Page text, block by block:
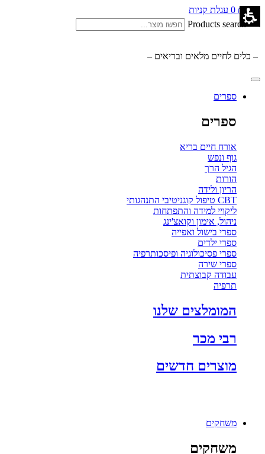
₪ 0.00
0 עגלת קניות
Products search
– כלים לחיים מלאים ובריאים –
ספרים
ספרים
אורח חיים בריא
גוף ונפש
הגיל הרך
הורות
הריון ולידה
CBT טיפול קוגניטיבי התנהגותי
ליקויי למידה והתפתחות
ניהול, אימון וקואצ'ינג
ספרי בישול ואפייה
ספרי ילדים
ספרי פסיכולוגיה ופיסכותרפיה
ספרי שירה
עבודה קבוצתית
תרפיה
המומלצים שלנו
רבי מכר
מוצרים חדשים
משחקים
משחקים